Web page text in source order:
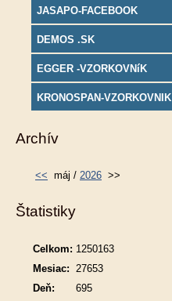
JASAPO-FACEBOOK
DEMOS .SK
EGGER -VZORKOVNíK
KRONOSPAN-VZORKOVNIK
Archív
<< máj / 2026 >>
Štatistiky
Celkom: 1250163
Mesiac: 27653
Deň:
695